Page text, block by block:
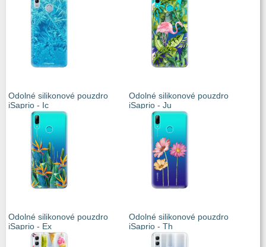
Odolné silikonové pouzdro
iSaprio - Ic
Odolné silikonové pouzdro
iSaprio - Ju
Odolné silikonové pouzdro
iSaprio - Ex
Odolné silikonové pouzdro
iSaprio - Th